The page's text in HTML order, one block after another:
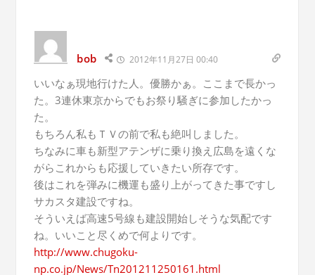
bob 2012年11月27日 00:40
いいなぁ現地行けた人。優勝かぁ。ここまで長かっ
た。3連休東京からでもお祭り騒ぎに参加したかっ
た。
もちろん私もＴＶの前で私も絶叫しました。
ちなみに車も新型アテンザに乗り換え広島を遠くな
がらこれからも応援していきたい所存です。
後はこれを弾みに機運も盛り上がってきた事ですし
サカスタ建設ですね。
そういえば高速5号線も建設開始しそうな気配です
ね。いいこと尽くめで何よりです。
http://www.chugoku-
np.co.jp/News/Tn201211250161.html